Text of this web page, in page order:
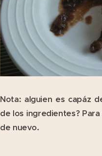
Nota: alguien es capáz
de los ingredientes?
de nuevo.